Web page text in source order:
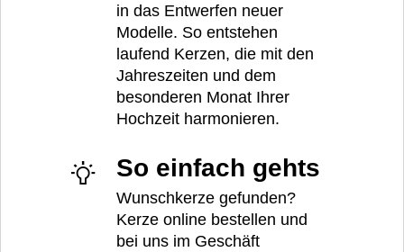
in das Entwerfen neuer
Modelle. So entstehen
laufend Kerzen, die mit den
Jahreszeiten und dem
besonderen Monat Ihrer
Hochzeit harmonieren.
So einfach gehts
Wunschkerze gefunden?
Kerze online bestellen und
bei uns im Geschäft